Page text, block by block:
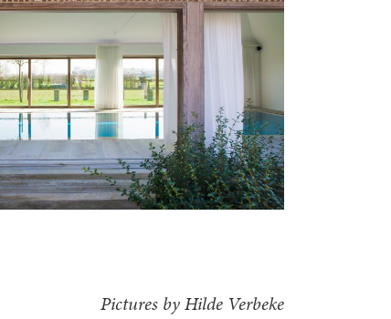
Pictures by Hilde Verbeke